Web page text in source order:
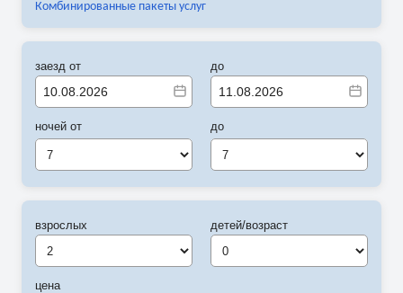
Комбинированные пакеты услуг
заезд от
ночей от
7
до
до
7
взрослых
цена
детей/возраст